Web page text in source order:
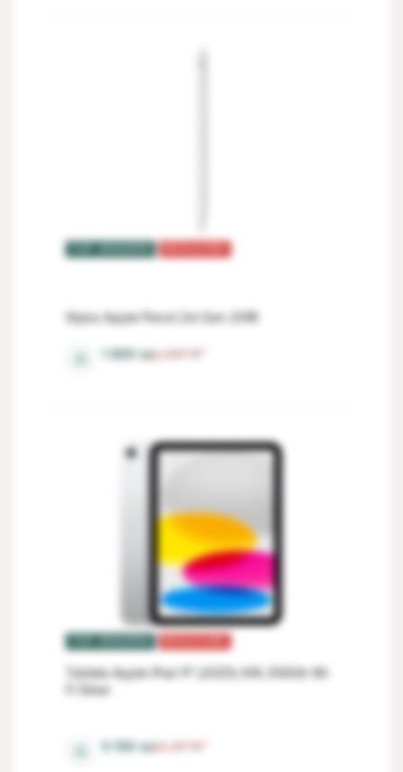
TOP VÂNZĂRI REDUCERI
Stylus Apple Pencil 2st Gen 2018
2 108
1 899 lei
⚖
TOP VÂNZĂRI REDUCERI
Tableta Apple iPad 11" (2025) A16 256Gb Wi-
Fi Silver
6 Gb 10 211
9 199 lei
⚖